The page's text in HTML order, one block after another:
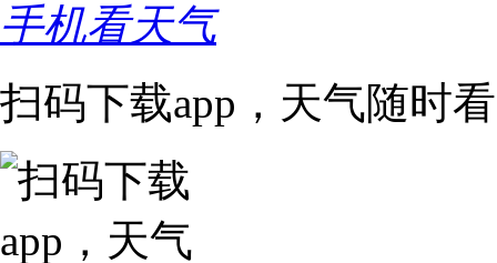
手机看天气
扫码下载app，天气随时看